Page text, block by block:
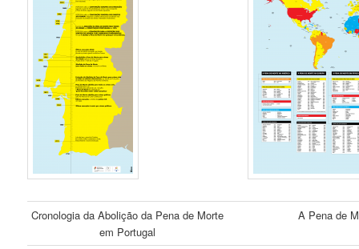
Cronologia da Abolição da Pena de Morte
em Portugal
A Pena de